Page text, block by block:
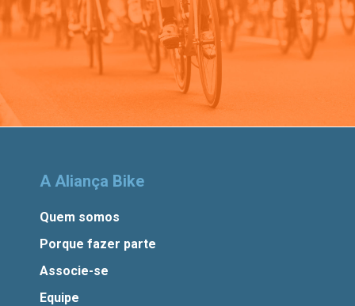
A Aliança Bike
Quem somos
Porque fazer parte
Associe-se
Equipe